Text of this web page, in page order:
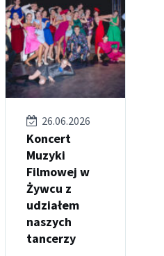
26.06.2026
Koncert
Muzyki
Filmowej w
Żywcu z
udziałem
naszych
tancerzy